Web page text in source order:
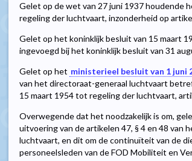
Gelet op de wet van 27 juni 1937 houdende
regeling der luchtvaart, inzonderheid op
Gelet op het koninklijk besluit van 15 maart
ingevoegd bij het koninklijk besluit van 31
Gelet op het ministerieel besluit van 1 juni
van het directoraat-generaal luchtvaart
15 maart 1954 tot regeling der luchtvaart,
Overwegende dat het noodzakelijk is om,
uitvoering van de artikelen 47, § 4 en 48 van
luchtvaart, en dit om de continuïteit van de
personeelsleden van de FOD Mobiliteit en